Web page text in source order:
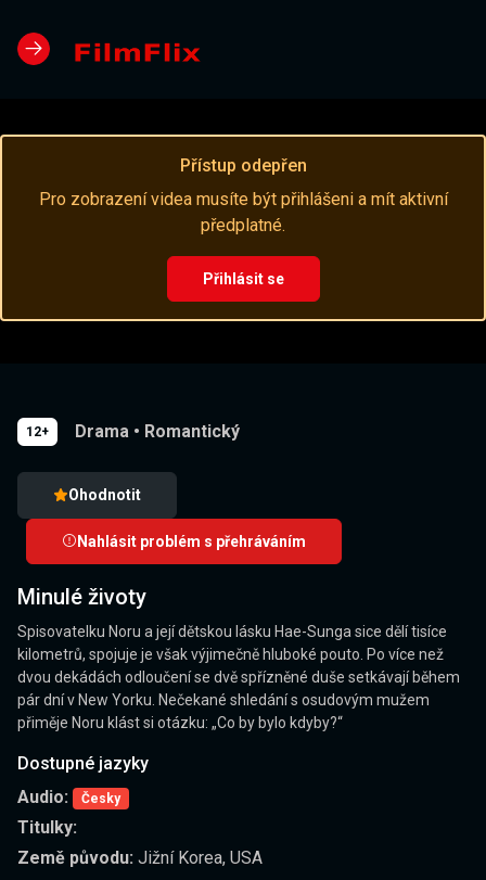
Přístup odepřen
Pro zobrazení videa musíte být přihlášeni a mít aktivní
předplatné.
Přihlásit se
12+ Drama • Romantický
Ohodnotit
Nahlásit problém s přehráváním
Minulé životy
Spisovatelku Noru a její dětskou lásku Hae-Sunga sice dělí tisíce
kilometrů, spojuje je však výjimečně hluboké pouto. Po více než
dvou dekádách odloučení se dvě spřízněné duše setkávají během
pár dní v New Yorku. Nečekané shledání s osudovým mužem
přiměje Noru klást si otázku: „Co by bylo kdyby?“
Dostupné jazyky
Audio:
Česky
Titulky:
Země původu: Jižní Korea, USA